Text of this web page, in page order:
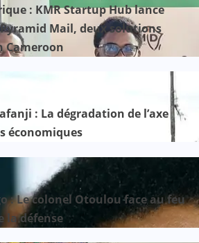
: KMR Startup Hub lance
Mail, deux solutions
Cameroon
: La dégradation de l’axe
économiques
: Le colonel Otoulou face au feu
la défense